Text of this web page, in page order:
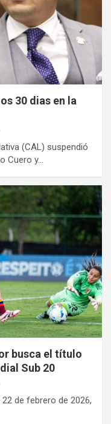
30 dias en la
(CAL) suspendió
Cuero y…
busca el título
Sub 20
de febrero de 2026,